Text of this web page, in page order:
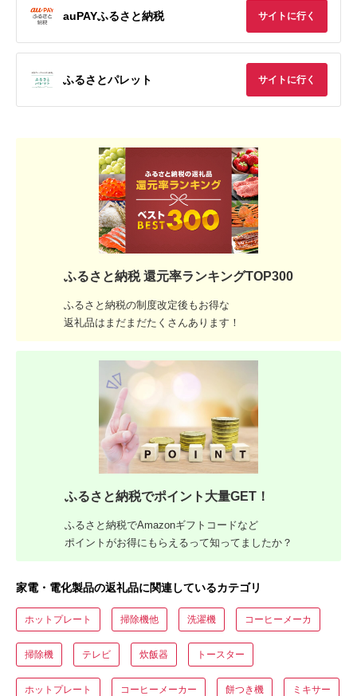
auPAYふるさと納税 サイトに行く
ふるさとパレット サイトに行く
ふるさと納税 還元率ランキングTOP300
ふるさと納税の制度改定後もお得な
返礼品はまだまだたくさんあります！
ふるさと納税でポイント大量GET！
ふるさと納税でAmazonギフトコードなど
ポイントがお得にもらえるって知ってましたか？
家電・電化製品の返礼品に関連しているカテゴリ
ホットプレート 掃除機他 洗濯機 コーヒーメーカ
掃除機 テレビ 炊飯器 トースター
ホットプレート コーヒーメーカー 餅つき機 ミキサー